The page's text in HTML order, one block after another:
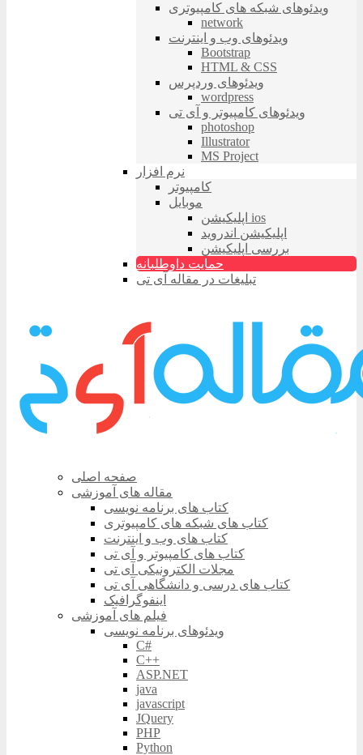
ویدئوهای شبکه های کامپیوتری
network
ویدئوهای وب و اینترنت
Bootstrap
HTML & CSS
ویدئوهای وردپرس
wordpress
ویدئوهای کامپیوتر و آی تی
photoshop
Illustrator
MS Project
نرم افزار
کامپیوتر
موبایل
اپلیکیشن ios
اپلیکیشن اندروید
بررسی اپلیکیشن
حمایت داوطلبانه
تبلیغات در مقاله آی تی
صفحه اصلی
مقاله های آموزشی
کتاب های برنامه نویسی
کتاب های شبکه های کامپیوتری
کتاب های وب و اینترنت
کتاب های کامپیوتر و آی تی
مجلات الکترونیکی آی تی
کتاب های درسی و دانشگاهی آی تی
اینفوگرافیک
فیلم های آموزشی
ویدئوهای برنامه نویسی
C#
C++
ASP.NET
java
javascript
JQuery
PHP
Python